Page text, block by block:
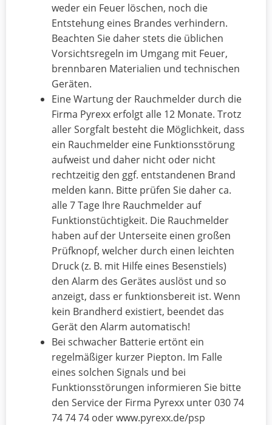
weder ein Feuer löschen, noch die
Entstehung eines Brandes verhindern.
Beachten Sie daher stets die üblichen
Vorsichtsregeln im Umgang mit Feuer,
brennbaren Materialien und technischen
Geräten.
Eine Wartung der Rauchmelder durch die
Firma Pyrexx erfolgt alle 12 Monate. Trotz
aller Sorgfalt besteht die Möglichkeit, dass
ein Rauchmelder eine Funktionsstörung
aufweist und daher nicht oder nicht
rechtzeitig den ggf. entstandenen Brand
melden kann. Bitte prüfen Sie daher ca.
alle 7 Tage Ihre Rauchmelder auf
Funktionstüchtigkeit. Die Rauchmelder
haben auf der Unterseite einen großen
Prüfknopf, welcher durch einen leichten
Druck (z. B. mit Hilfe eines Besenstiels)
den Alarm des Gerätes auslöst und so
anzeigt, dass er funktionsbereit ist. Wenn
kein Brandherd existiert, beendet das
Gerät den Alarm automatisch!
Bei schwacher Batterie ertönt ein
regelmäßiger kurzer Piepton. Im Falle
eines solchen Signals und bei
Funktionsstörungen informieren Sie bitte
den Service der Firma Pyrexx unter 030 74
74 74 74 oder www.pyrexx.de/psp